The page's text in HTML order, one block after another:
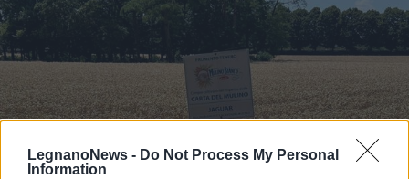
LegnanoNews - Do Not Process My Personal
Information